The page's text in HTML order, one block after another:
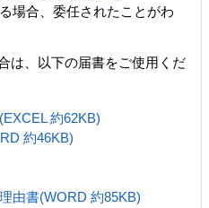
場合、委任されたことがわ
は、以下の届書をご使用くだ
約62KB)
約46KB)
由書(WORD 約85KB)